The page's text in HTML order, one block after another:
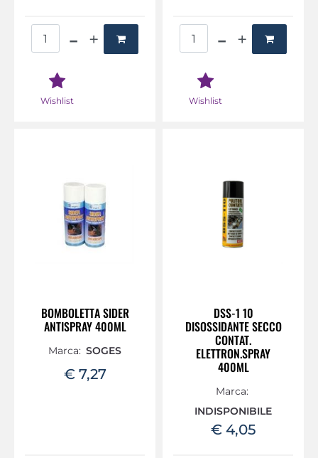
Wishlist Wishlist
BOMBOLETTA SIDER
ANTISPRAY 400ML
Marca: SOGES
€ 7,27
DSS-1 10
DISOSSIDANTE SECCO
CONTAT.
ELETTRON.SPRAY
400ML
Marca:
INDISPONIBILE
€ 4,05